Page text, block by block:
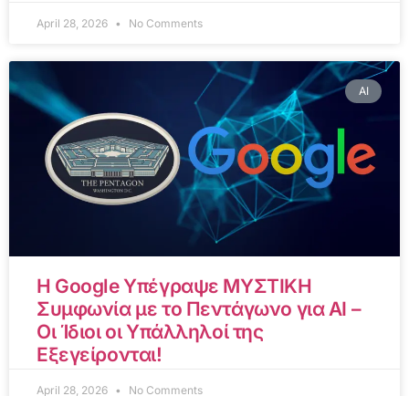
April 28, 2026 No Comments
AI
Η Google Υπέγραψε ΜΥΣΤΙΚΗ
Συμφωνία με το Πεντάγωνο για AI –
Οι Ίδιοι οι Υπάλληλοί της
Εξεγείρονται!
April 28, 2026 No Comments